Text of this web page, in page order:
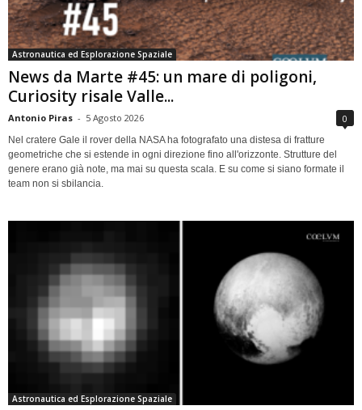
Astronautica ed Esplorazione Spaziale
News da Marte #45: un mare di poligoni,
Curiosity risale Valle...
Antonio Piras - 5 Agosto 2026 0
Nel cratere Gale il rover della NASA ha fotografato una distesa di fratture
geometriche che si estende in ogni direzione fino all'orizzonte. Strutture del
genere erano già note, ma mai su questa scala. E su come si siano formate il
team non si sbilancia.
Astronautica ed Esplorazione Spaziale